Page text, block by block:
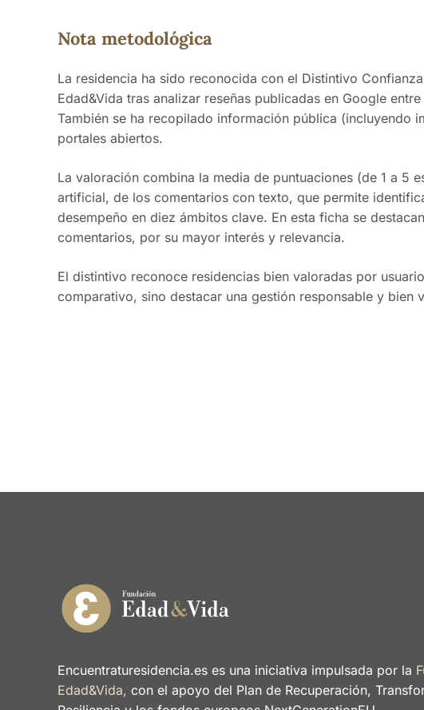
Nota metodológica
La residencia ha sido reconocida con el Distintivo
Edad&Vida tras analizar reseñas publicadas en Google
También se ha recopilado información pública (incluyendo
portales abiertos.
La valoración combina la media de puntuaciones (de 1 a 5
artificial, de los comentarios con texto, que permite
desempeño en diez ámbitos clave. En esta ficha se
comentarios, por su mayor interés y relevancia.
El distintivo reconoce residencias bien valoradas por
comparativo, sino destacar una gestión responsable y bien
Encuentraturesidencia.es es una iniciativa impulsada por la
Edad&Vida, con el apoyo del Plan de Recuperación,